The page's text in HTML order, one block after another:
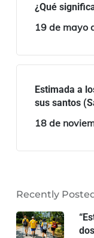
¿Qué
19 de mayo
Estimada a
sus santos
18 de
Recently